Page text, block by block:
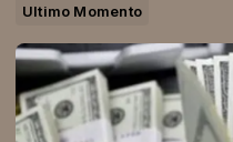
Ultimo Momento